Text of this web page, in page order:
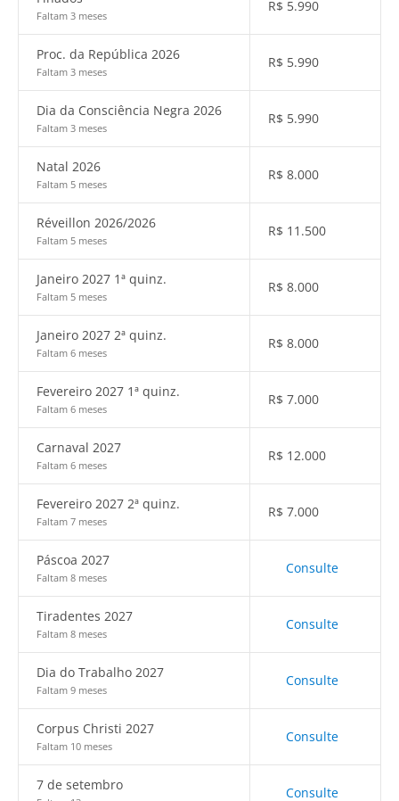
Faltam 3 meses
R$ 5.990
Proc. da República 2026
Faltam 3 meses
R$ 5.990
Dia da Consciência Negra 2026
Faltam 3 meses
R$ 5.990
Natal 2026
Faltam 5 meses
R$ 8.000
Réveillon 2026/2026
Faltam 5 meses
R$ 11.500
Janeiro 2027 1ª quinz.
Faltam 5 meses
R$ 8.000
Janeiro 2027 2ª quinz.
Faltam 6 meses
R$ 8.000
Fevereiro 2027 1ª quinz.
Faltam 6 meses
R$ 7.000
Carnaval 2027
Faltam 6 meses
R$ 12.000
Fevereiro 2027 2ª quinz.
Faltam 7 meses
R$ 7.000
Páscoa 2027
Faltam 8 meses
Consulte
Tiradentes 2027
Faltam 8 meses
Consulte
Dia do Trabalho 2027
Faltam 9 meses
Consulte
Corpus Christi 2027
Faltam 10 meses
Consulte
7 de setembro Consulte